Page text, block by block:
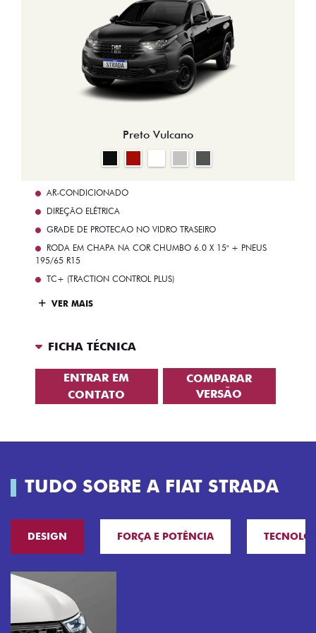
Preto Vulcano
AR-CONDICIONADO
DIREÇÃO ELÉTRICA
GRADE DE PROTECAO NO VIDRO TRASEIRO
RODA EM CHAPA NA COR CHUMBO 6.0 X 15" + PNEUS
195/65 R15
TC+ (TRACTION CONTROL PLUS)
VER MAIS
FICHA TÉCNICA
ENTRAR EM
CONTATO
COMPARAR
VERSÃO
TUDO SOBRE A FIAT STRADA
DESIGN FORÇA E POTÊNCIA